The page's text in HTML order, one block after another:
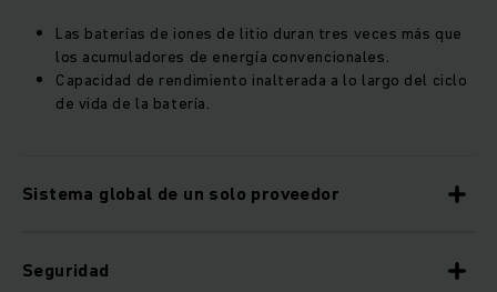
Las baterías de iones de litio duran tres veces más que
los acumuladores de energía convencionales.
Capacidad de rendimiento inalterada a lo largo del ciclo
de vida de la batería.
Sistema global de un solo proveedor
Seguridad